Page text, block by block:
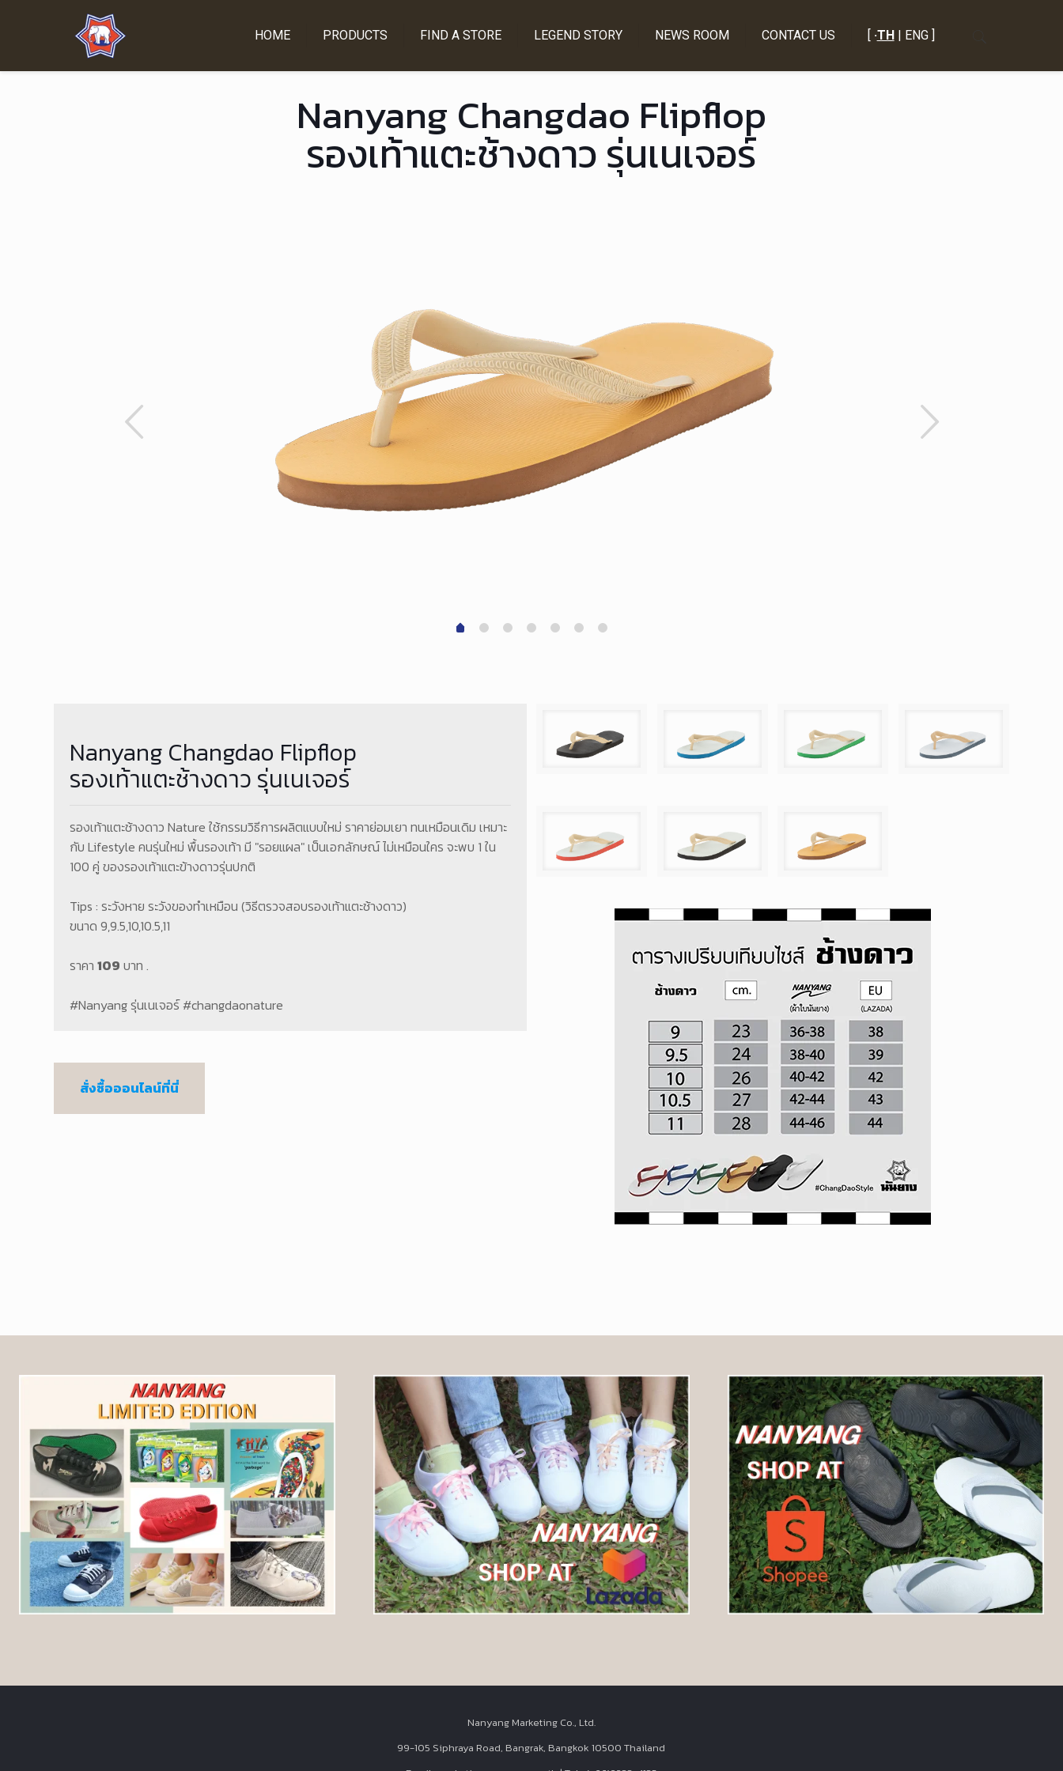
HOME PRODUCTS FIND A STORE LEGEND STORY NEWS ROOM CONTACT US [ ·TH| ENG ]
Nanyang Changdao Flipflop
รองเท้าแตะช้างดาว รุ่นเนเจอร์
Nanyang Changdao Flipflop
รองเท้าแตะช้างดาว รุ่นเนเจอร์
รองเท้าแตะช้างดาว Nature ใช้กรรมวิธีการผลิตแบบใหม่ ราคาย่อมเยา ทนเหมือนเดิม เหมาะ
กับ Lifestyle คนรุ่นใหม่ พื้นรองเท้า มี "รอยแผล" เป็นเอกลักษณ์ ไม่เหมือนใคร จะพบ 1 ใน
100 คู่ ของรองเท้าแตะข้างดาวรุ่นปกติ
Tips : ระวังหาย ระวังของทำเหมือน (วิธีตรวจสอบรองเท้าแตะช้างดาว)
ขนาด 9,9.5,10,10.5,11
ราคา109 บาท .
#Nanyang รุ่นเนเจอร์ #changdaonature
สั่งซื้อออนไลน์ที่นี่
Nanyang Marketing Co., Ltd.
99-105 Siphraya Road, Bangrak, Bangkok 10500 Thailand